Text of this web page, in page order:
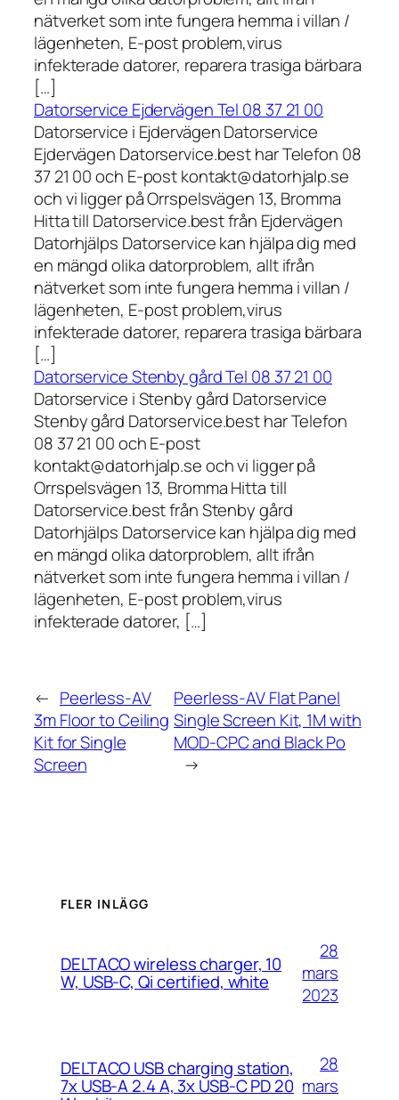
nätverket som inte fungera hemma i villan /
lägenheten, E-post problem,virus
infekterade datorer, reparera trasiga bärbara
[…]
Datorservice Ejdervägen Tel 08 37 21 00
Datorservice i Ejdervägen Datorservice
Ejdervägen Datorservice.best har Telefon 08
37 21 00 och E-post kontakt@datorhjalp.se
och vi ligger på Orrspelsvägen 13, Bromma
Hitta till Datorservice.best från Ejdervägen
Datorhjälps Datorservice kan hjälpa dig med
en mängd olika datorproblem, allt ifrån
nätverket som inte fungera hemma i villan /
lägenheten, E-post problem,virus
infekterade datorer, reparera trasiga bärbara
[…]
Datorservice Stenby gård Tel 08 37 21 00
Datorservice i Stenby gård Datorservice
Stenby gård Datorservice.best har Telefon
08 37 21 00 och E-post
kontakt@datorhjalp.se och vi ligger på
Orrspelsvägen 13, Bromma Hitta till
Datorservice.best från Stenby gård
Datorhjälps Datorservice kan hjälpa dig med
en mängd olika datorproblem, allt ifrån
nätverket som inte fungera hemma i villan /
lägenheten, E-post problem,virus
infekterade datorer, […]
← Peerless-AV
3m Floor to Ceiling
Kit for Single
Screen
Peerless-AV Flat Panel
Single Screen Kit, 1M with
MOD-CPC and Black Po
→
FLER INLÄGG
DELTACO wireless charger, 10
W, USB-C, Qi certified, white
28
mars
2023
DELTACO USB charging station,
7x USB-A 2.4 A, 3x USB-C PD 20
28
mars